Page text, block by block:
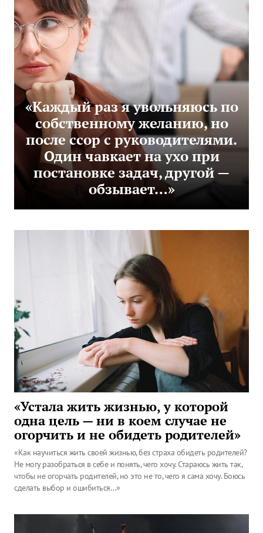
«Каждый раз я увольняюсь по
собственному желанию, но
после ссор с руководителями.
Один чавкает на ухо при
постановке задач, другой —
обзывает…»
«Устала жить жизнью, у которой
одна цель — ни в коем случае не
огорчить и не обидеть родителей»
«Как научиться жить своей жизнью, без страха обидеть родителей?
Не могу разобраться в себе и понять, чего хочу. Стараюсь жить так,
чтобы не огорчать родителей, но это не то, чего я сама хочу. Боюсь
сделать выбор и ошибиться…»